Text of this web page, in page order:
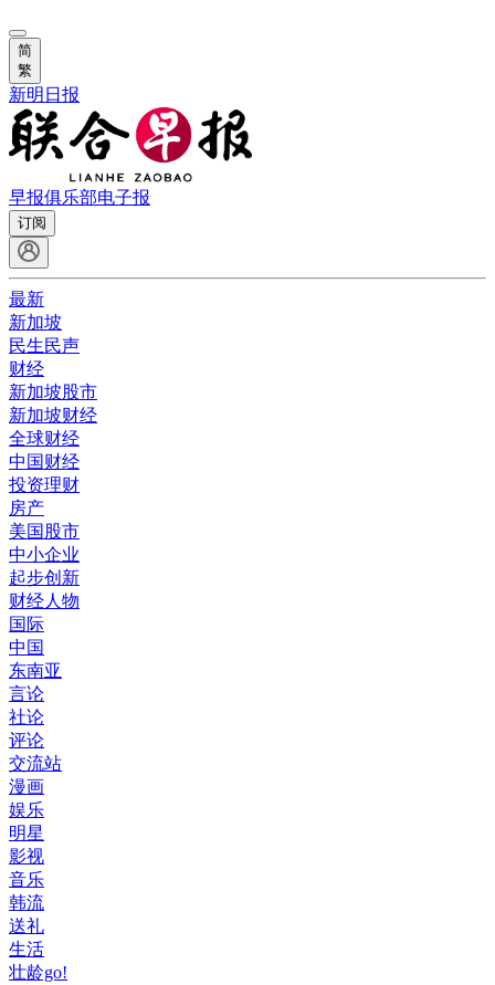
简
繁
新明日报
早报俱乐部电子报
订阅
最新
新加坡
民生民声
财经
新加坡股市
新加坡财经
全球财经
中国财经
投资理财
房产
美国股市
中小企业
起步创新
财经人物
国际
中国
东南亚
言论
社论
评论
交流站
漫画
娱乐
明星
影视
音乐
韩流
送礼
生活
壮龄go!